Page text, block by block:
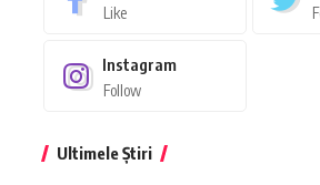
Like
Instagram
Follow
Ultimele Știri